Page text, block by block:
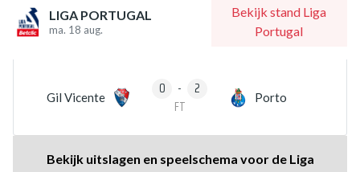
LIGA PORTUGAL
ma. 18 aug.
Bekijk stand Liga
Portugal
Gil Vicente 0 -
2
FT
Porto
Bekijk uitslagen en speelschema voor de Liga